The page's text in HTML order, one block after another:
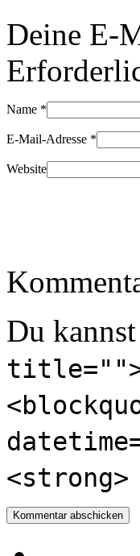
Deine E-
Name *
E-Mail-Adresse *
Website
Du
title="">
<strong>